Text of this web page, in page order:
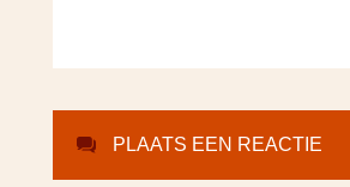
PLAATS EEN REACTIE